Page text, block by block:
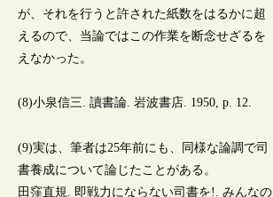
が、それを行うと許された紙数をはるかに超
えるので、当論ではこの作業を断念せざるを
えなかった。
(8)小泉信三. 讀書論. 岩波書店. 1950, p. 12.
(9)実は、筆者は25年前にも、同様な論調で司
書養成について論じたことがある。
田窪直規. 即戦力にならない司書を!. みんなの